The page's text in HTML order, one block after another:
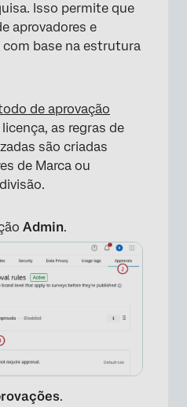
Isso permite que
aprovadores e
base na estrutura
de aprovação
licença, as regras de
são criadas
de Marca ou
Admin.
.